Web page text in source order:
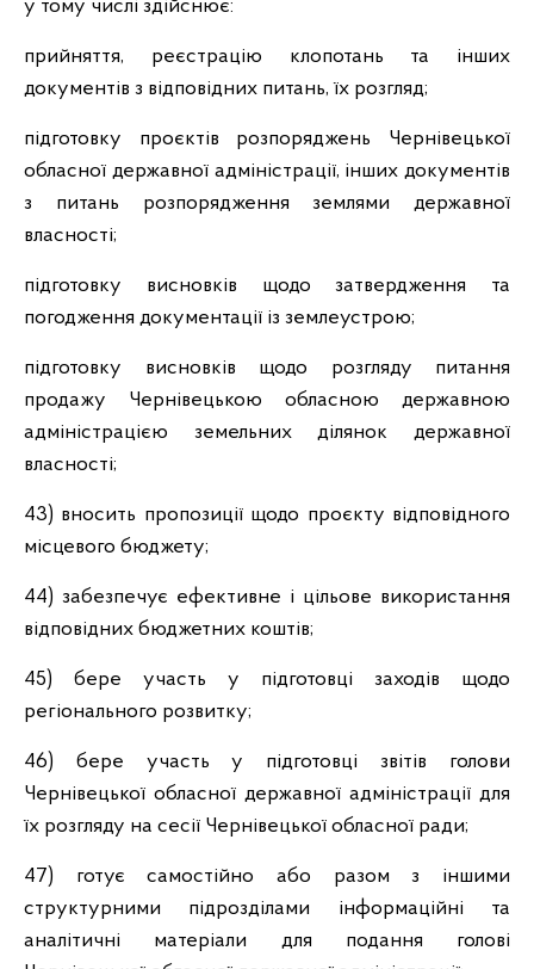
у тому числі здійснює:
прийняття, реєстрацію клопотань та інших
документів з відповідних питань, їх розгляд;
підготовку проєктів розпоряджень Чернівецької
обласної державної адміністрації, інших документів
з питань розпорядження землями державної
власності;
підготовку висновків щодо затвердження та
погодження документації із землеустрою;
підготовку висновків щодо розгляду питання
продажу Чернівецькою обласною державною
адміністрацією земельних ділянок державної
власності;
43) вносить пропозиції щодо проєкту відповідного
місцевого бюджету;
44) забезпечує ефективне і цільове використання
відповідних бюджетних коштів;
45) бере участь у підготовці заходів щодо
регіонального розвитку;
46) бере участь у підготовці звітів голови
Чернівецької обласної державної адміністрації для
їх розгляду на сесії Чернівецької обласної ради;
47) готує самостійно або разом з іншими
структурними підрозділами інформаційні та
аналітичні матеріали для подання голові